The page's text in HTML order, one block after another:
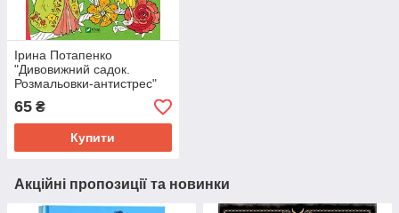
Ірина Потапенко
"Дивовижний садок.
Розмальовки-антистрес"
65 ₴
Купити
Акційні пропозиції та новинки